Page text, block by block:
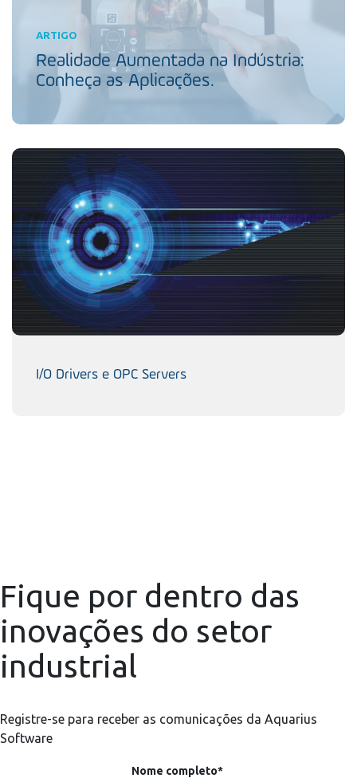
ARTIGO
Realidade Aumentada na Indústria:
Conheça as Aplicações.
I/O Drivers e OPC Servers
Fique por dentro das
inovações do setor
industrial
Registre-se para receber as comunicações da Aquarius
Software
Nome completo*